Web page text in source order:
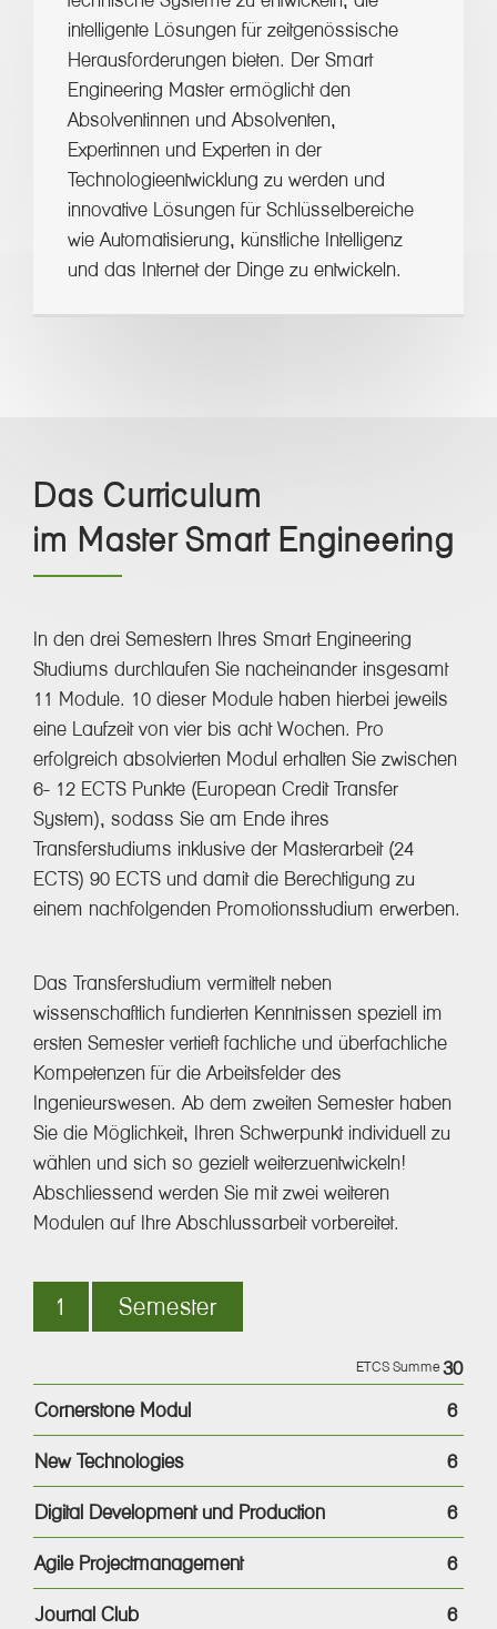
intelligente Lösungen für zeitgenössische
Herausforderungen bieten. Der Smart
Engineering Master ermöglicht den
Absolventinnen und Absolventen,
Expertinnen und Experten in der
Technologieentwicklung zu werden und
innovative Lösungen für Schlüsselbereiche
wie Automatisierung, künstliche Intelligenz
und das Internet der Dinge zu entwickeln.
Das Curriculum
im Master Smart Engineering
In den drei Semestern Ihres Smart Engineering
Studiums durchlaufen Sie nacheinander insgesamt
11 Module. 10 dieser Module haben hierbei jeweils
eine Laufzeit von vier bis acht Wochen. Pro
erfolgreich absolvierten Modul erhalten Sie zwischen
6- 12 ECTS Punkte (European Credit Transfer
System), sodass Sie am Ende ihres
Transferstudiums inklusive der Masterarbeit (24
ECTS) 90 ECTS und damit die Berechtigung zu
einem nachfolgenden Promotionsstudium erwerben.
Das Transferstudium vermittelt neben
wissenschaftlich fundierten Kenntnissen speziell im
ersten Semester vertieft fachliche und überfachliche
Kompetenzen für die Arbeitsfelder des
Ingenieurswesen. Ab dem zweiten Semester haben
Sie die Möglichkeit, Ihren Schwerpunkt individuell zu
wählen und sich so gezielt weiterzuentwickeln!
Abschliessend werden Sie mit zwei weiteren
Modulen auf Ihre Abschlussarbeit vorbereitet.
1 Semester
ETCS Summe30
Cornerstone Modul
6
New Technologies
6
Digital Development und Production
6
Agile Projectmanagement
6
Journal Club
6